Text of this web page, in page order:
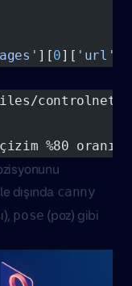
][0][ 'url'
controlnet-
%80
dışında canny
pose (poz) gibi